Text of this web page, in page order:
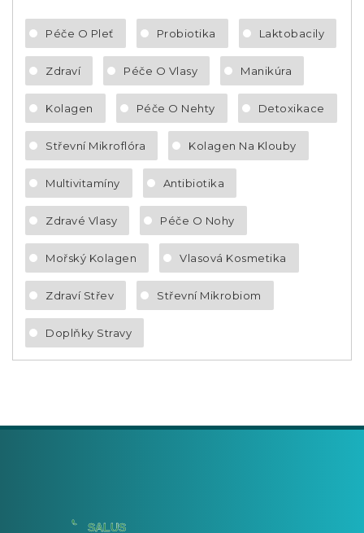
Péče O Pleť Probiotika Laktobacily
Zdraví Péče O Vlasy Manikúra
Kolagen Péče O Nehty Detoxikace
Střevní Mikroflóra Kolagen Na Klouby
Multivitamíny Antibiotika
Zdravé Vlasy Péče O Nohy
Mořský Kolagen Vlasová Kosmetika
Zdraví Střev Střevní Mikrobiom
Doplňky Stravy